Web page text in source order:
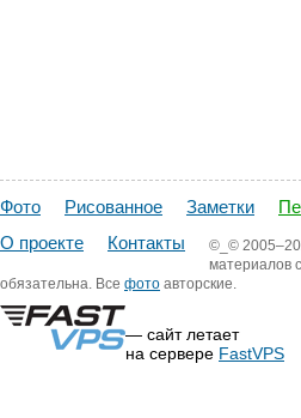
Фото Рисованное Заметки
О проекте
Контакты ©_©
материалов
обязательна. Все фото авторские.
— сайт летает
на сервере FastVPS